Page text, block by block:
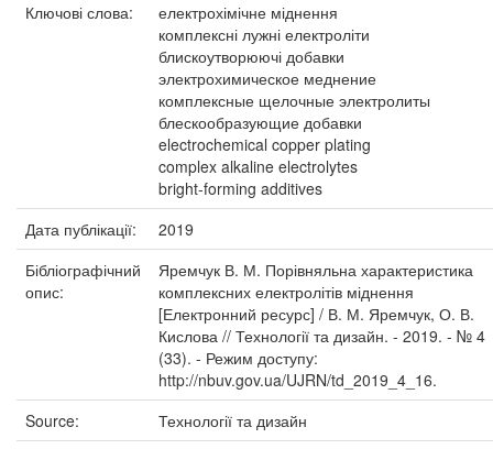
Ключові слова:
електрохімічне міднення
комплексні лужні електроліти
блискоутворюючі добавки
электрохимическое меднение
комплексные щелочные электролиты
блескообразующие добавки
electrochemical copper plating
complex alkaline electrolytes
bright-forming additives
Дата публікації:
2019
Бібліографічний
опис:
Яремчук В. М. Порівняльна характеристика
комплексних електролітів міднення
[Електронний ресурс] / В. М. Яремчук, О. В.
Кислова // Технології та дизайн. - 2019. - № 4
(33). - Режим доступу:
http://nbuv.gov.ua/UJRN/td_2019_4_16.
Source:
Технології та дизайн